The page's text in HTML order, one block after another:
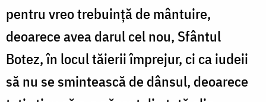
pentru vreo trebuință de mântuire,
deoarece avea darul cel nou, Sfântul
Botez, în locul tăierii împrejur, ci ca iudeii
să nu se smintească de dânsul, deoarece